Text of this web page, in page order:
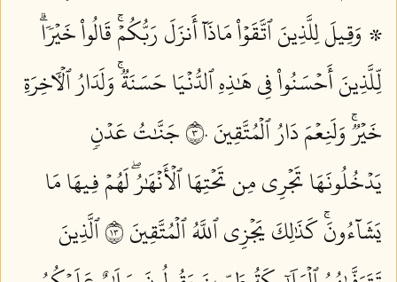
۞ وَقِيلَ لِلَّذِينَ ٱتَّقَوۡاْ مَاذَآ أَنزَلَ رَبُّكُمۡۚ قَالُواْ خَيۡرٗاۗ
لِّلَّذِينَ أَحۡسَنُواْ فِي هَٰذِهِ ٱلدُّنۡيَا حَسَنَةٞۚ وَلَدَارُ ٱلۡأٓخِرَةِ
خَيۡرٞۚ وَلَنِعۡمَ دَارُ ٱلۡمُتَّقِينَ ٣٠
جَنَّٰتُ عَدۡنٖ
يَدۡخُلُونَهَا تَجۡرِي مِن تَحۡتِهَا ٱلۡأَنۡهَٰرُۖ لَهُمۡ فِيهَا مَا
يَشَآءُونَۚ كَذَٰلِكَ يَجۡزِي ٱللَّهُ ٱلۡمُتَّقِينَ ٣١
ٱلَّذِينَ